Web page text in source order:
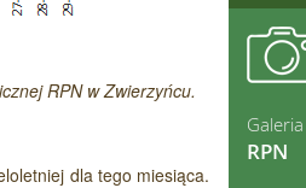
RPN w Zwierzyńcu.
dla tego miesiąca.
Galeria
RPN